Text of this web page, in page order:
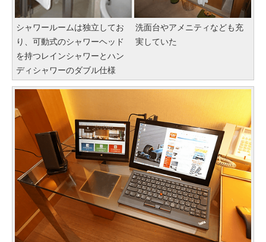
シャワールームは独立してお
り、可動式のシャワーヘッド
を持つレインシャワーとハン
ディシャワーのダブル仕様
洗面台やアメニティなども充
実していた